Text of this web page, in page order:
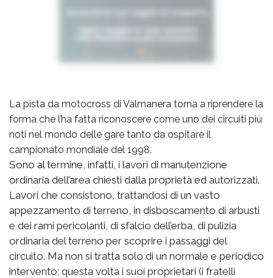
La pista da motocross di Valmanera torna a riprendere la
forma che l’ha fatta riconoscere come uno dei circuiti più
noti nel mondo delle gare tanto da ospitare il
campionato mondiale del 1998.
Sono al termine, infatti, i lavori di manutenzione
ordinaria dell’area chiesti dalla proprietà ed autorizzati.
Lavori che consistono, trattandosi di un vasto
appezzamento di terreno, in disboscamento di arbusti
e dei rami pericolanti, di sfalcio dell’erba, di pulizia
ordinaria del terreno per scoprire i passaggi del
circuito. Ma non si tratta solo di un normale e periodico
intervento; questa volta i suoi proprietari (i fratelli